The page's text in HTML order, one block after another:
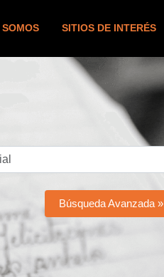
SITIOS DE INTERÉS
Búsqueda Avanzada »